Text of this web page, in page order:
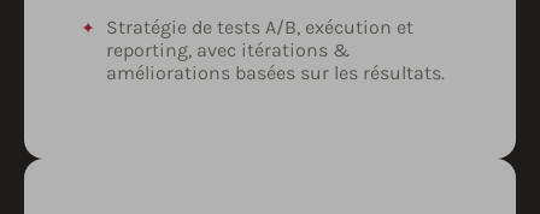
Stratégie de tests A/B, exécution et
reporting, avec itérations &
améliorations basées sur les résultats.